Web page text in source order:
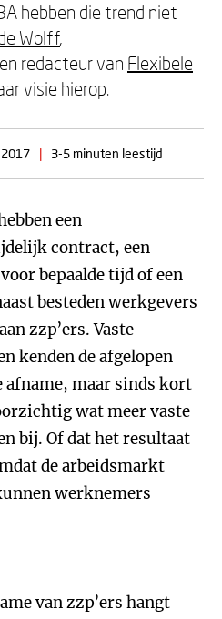
hebben die trend niet
Wolff,
redacteur van Flexibele
visie hierop.
| 3-5 minuten leestijd
een
contract, een
bepaalde tijd of een
besteden werkgevers
zzp’ers. Vaste
kenden de afgelopen
afname, maar sinds kort
wat meer vaste
bij. Of dat het resultaat
de arbeidsmarkt
werknemers
van zzp’ers hangt